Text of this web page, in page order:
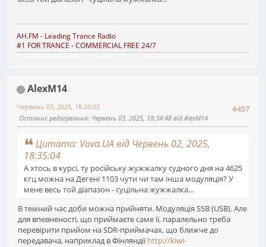
AH.FM - Leading Trance Radio
#1 FOR TRANCE - COMMERCIAL FREE 24/7
AlexM14
#457
Червень 03, 2025, 18:28:02
Останнє редагування: Червень 03, 2025, 18:34:48 від AlexM14
Цитата: Vova.UA від Червень 02, 2025,
18:35:04
А хтось в курсі, ту російську жужжалку судного дня на 4625
кгц можна на Дегені 1103 чути чи там інша модуляція? У
мене весь той діапазон - суцільна жужжалка...
В темний час доби можна прийняти. Модуляція SSB (USB). Але
для впевненості, що приймаєте саме її, паралельно треба
перевірити прийом на SDR-приймачах, що ближче до
передавача, наприклад в Фінляндіїhttp://kiwi-